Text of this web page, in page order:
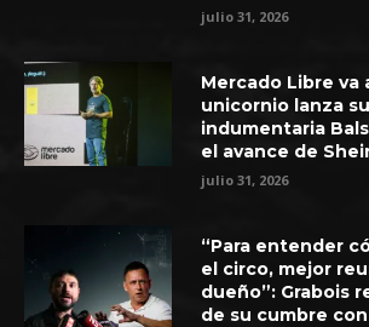
julio 31, 2026
Mercado Libre va
unicornio lanza
indumentaria
el avance de
julio 31, 2026
“Para entender
el circo, mejor
dueño”: Grabois
de su cumbre